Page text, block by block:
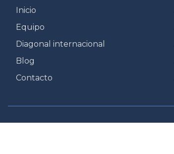
Inicio
Equipo
Diagonal internacional
Blog
Contacto